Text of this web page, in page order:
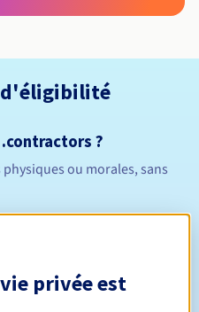
?
ou morales, sans
Entre 1 et 10 ans
privée est